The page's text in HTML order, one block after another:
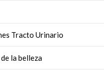
Tracto Urinario
la belleza